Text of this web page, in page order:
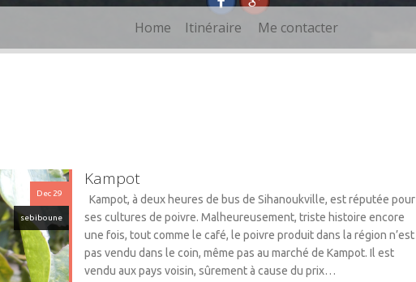
Home Itinéraire Me contacter
Dec 29
sebiboune
Kampot
Kampot, à deux heures de bus de Sihanoukville, est réputée pour
ses cultures de poivre. Malheureusement, triste histoire encore
une fois, tout comme le café, le poivre produit dans la région n’est
pas vendu dans le coin, même pas au marché de Kampot. Il est
vendu aux pays voisin, sûrement à cause du prix…